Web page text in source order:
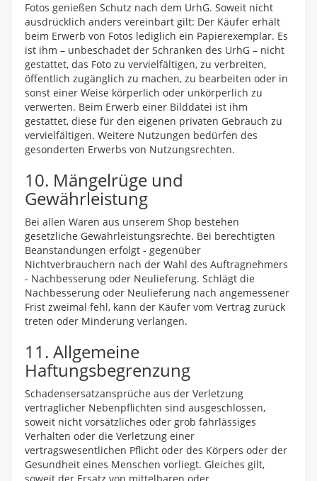
Fotos genießen Schutz nach dem UrhG. Soweit nicht
ausdrücklich anders vereinbart gilt: Der Käufer erhält
beim Erwerb von Fotos lediglich ein Papierexemplar. Es
ist ihm – unbeschadet der Schranken des UrhG – nicht
gestattet, das Foto zu vervielfältigen, zu verbreiten,
öffentlich zugänglich zu machen, zu bearbeiten oder in
sonst einer Weise körperlich oder unkörperlich zu
verwerten. Beim Erwerb einer Bilddatei ist ihm
gestattet, diese für den eigenen privaten Gebrauch zu
vervielfältigen. Weitere Nutzungen bedürfen des
gesonderten Erwerbs von Nutzungsrechten.
10. Mängelrüge und
Gewährleistung
Bei allen Waren aus unserem Shop bestehen
gesetzliche Gewährleistungsrechte. Bei berechtigten
Beanstandungen erfolgt - gegenüber
Nichtverbrauchern nach der Wahl des Auftragnehmers
- Nachbesserung oder Neulieferung. Schlägt die
Nachbesserung oder Neulieferung nach angemessener
Frist zweimal fehl, kann der Käufer vom Vertrag zurück
treten oder Minderung verlangen.
11. Allgemeine
Haftungsbegrenzung
Schadensersatzansprüche aus der Verletzung
vertraglicher Nebenpflichten sind ausgeschlossen,
soweit nicht vorsätzliches oder grob fahrlässiges
Verhalten oder die Verletzung einer
vertragswesentlichen Pflicht oder des Körpers oder der
Gesundheit eines Menschen vorliegt. Gleiches gilt,